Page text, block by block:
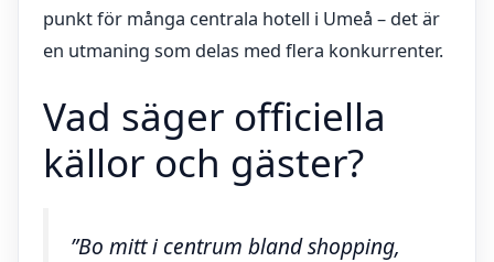
punkt för många centrala hotell i Umeå – det är
en utmaning som delas med flera konkurrenter.
Vad säger officiella
källor och gäster?
”Bo mitt i centrum bland shopping,